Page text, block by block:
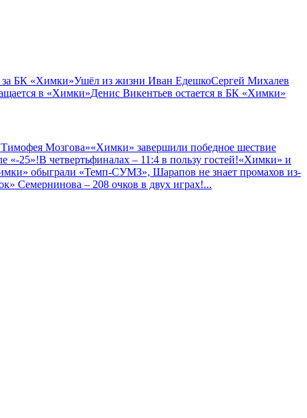
БК «Химки»Ушёл из жизни Иван ЕдешкоСергей Михалев
в «Химки»Денис Викентьев остается в БК «Химки»
Мозгова»«Химки» завершили победное шествие
«-25»!В четвертьфиналах – 11:4 в пользу гостей!«Химки» и
обыграли «Темп-СУМЗ», Шарапов не знает промахов из-
Семернинова – 208 очков в двух играх!...